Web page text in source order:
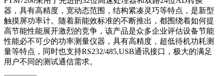
器，具有高精度，宽动态范围，结构紧凑灵巧等特点，是新型
触摸屏功率计。随着新能效标准的不断推出，都围绕着如何提
高节能性能展开激烈的竞争，该产品是众多企业评估设备节能
性能必不可少的功率测量仪器，具有高精度，超低待机功耗测
量等特点，同时也支持RS232/485,USB通讯接口，极大的满足
用户不同的测试通信需求。